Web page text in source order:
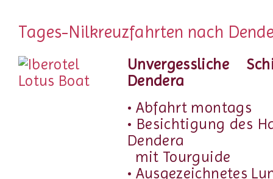
Tages-Nilkreuzfahrten nach
Unvergessliche
Dendera
• Abfahrt montags
• Besichtigung des
Dendera
mit Tourguide
• Ausgezeichnetes